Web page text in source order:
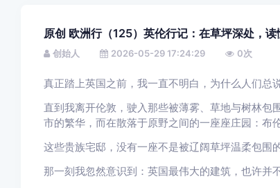
原创 欧洲行（125）英伦行记：在草坪深处，
创始人 2026-05-29 17:24:29 0次
真正踏上英国之前，我一直不明白，为什么人们总
直到我离开伦敦，驶入那些被薄雾、草地与树林包
市的繁华，而在散落于原野之间的一座座庄园：
这些贵族宅邸，没有一座不是被辽阔草坪温柔包围的
那一刻我忽然意识到：英国最伟大的建筑，也许并